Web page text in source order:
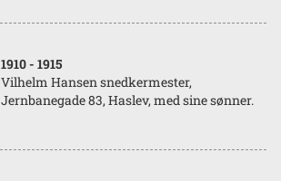
1910 - 1915
Vilhelm Hansen snedkermester,
Jernbanegade 83, Haslev, med sine sønner.